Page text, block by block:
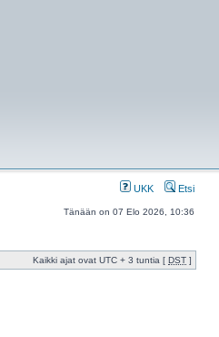
UKK Etsi
Tänään on 07 Elo 2026, 10:36
Kaikki ajat ovat UTC + 3 tuntia [ DST ]